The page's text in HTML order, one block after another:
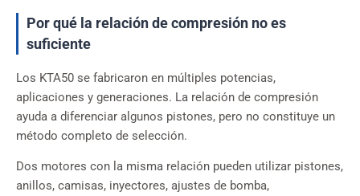
Por qué la relación de compresión no es
suficiente
Los KTA50 se fabricaron en múltiples potencias,
aplicaciones y generaciones. La relación de compresión
ayuda a diferenciar algunos pistones, pero no constituye un
método completo de selección.
Dos motores con la misma relación pueden utilizar pistones,
anillos, camisas, inyectores, ajustes de bomba,